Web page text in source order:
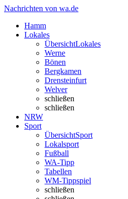
Nachrichten von wa.de
Hamm
Lokales
ÜbersichtLokales
Werne
Bönen
Bergkamen
Drensteinfurt
Welver
schließen
schließen
NRW
Sport
ÜbersichtSport
Lokalsport
Fußball
WA-Tipp
Tabellen
WM-Tippspiel
schließen